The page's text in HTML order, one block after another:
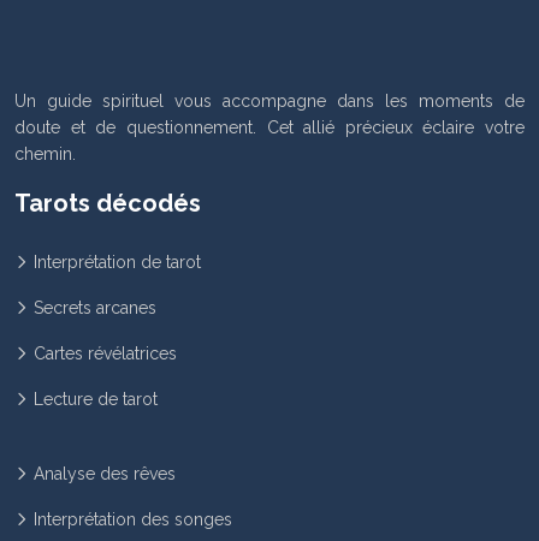
Un guide spirituel vous accompagne dans les moments de
doute et de questionnement. Cet allié précieux éclaire votre
chemin.
Tarots décodés
Interprétation de tarot
Secrets arcanes
Cartes révélatrices
Lecture de tarot
Analyse des rêves
Interprétation des songes